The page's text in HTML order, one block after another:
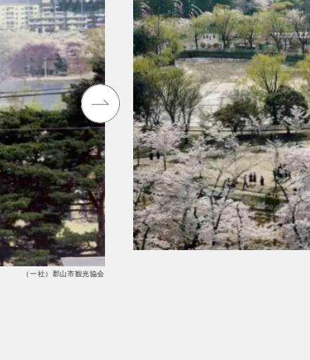
（一社）郡山市観光協会